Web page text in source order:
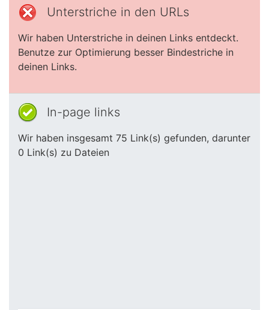
Unterstriche in den URLs
Wir haben Unterstriche in deinen Links entdeckt.
Benutze zur Optimierung besser Bindestriche in
deinen Links.
In-page links
Wir haben insgesamt 75 Link(s) gefunden, darunter
0 Link(s) zu Dateien